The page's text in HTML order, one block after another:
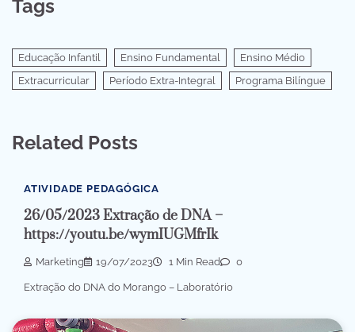
Tags
Educação Infantil Ensino Fundamental
Ensino Médio
Extracurricular
Período Extra-Integral Programa Bilíngue
Related Posts
ATIVIDADE PEDAGÓGICA
26/05/2023 Extração de DNA –
https://youtu.be/wymIUGMfrIk
Marketing 19/07/2023 1 Min Read 0
Extração do DNA do Morango – Laboratório